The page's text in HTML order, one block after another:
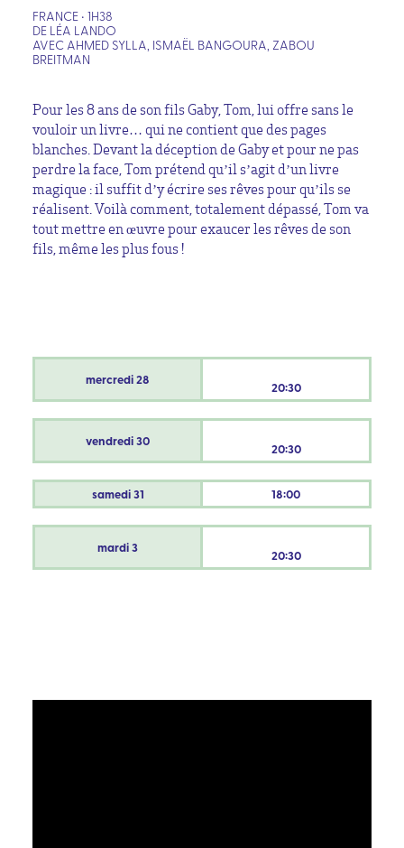
FRANCE • 1H38
DE LÉA LANDO
AVEC AHMED SYLLA, ISMAËL BANGOURA, ZABOU
BREITMAN
Pour les 8 ans de son fils Gaby, Tom, lui offre sans le
vouloir un livre… qui ne contient que des pages
blanches. Devant la déception de Gaby et pour ne pas
perdre la face, Tom prétend qu’il s’agit d’un livre
magique : il suffit d’y écrire ses rêves pour qu’ils se
réalisent. Voilà comment, totalement dépassé, Tom va
tout mettre en œuvre pour exaucer les rêves de son
fils, même les plus fous !
mercredi28 20:30
vendredi30 20:30
samedi31 18:00
mardi3 20:30